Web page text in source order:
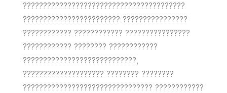
????????????????????????????????????????
???????????????????????? ????????????????
???????????? ???????????? ????????????????
???????????? ???????? ????????????
????????????????????????????,
???????????????????? ???????? ????????
???????????????????????????????? ????????????